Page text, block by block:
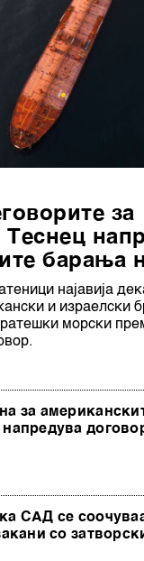
за
барања
најавија
и израелски
морски
за
САД се
со